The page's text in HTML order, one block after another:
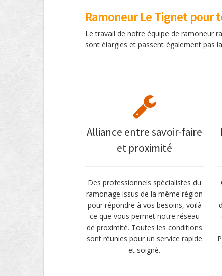
Ramoneur Le Tignet pour
Le travail de notre équipe de ramoneur
sont élargies et passent également pas
Alliance entre savoir-faire
et proximité
Des professionnels spécialistes du
ramonage issus de la même région
pour répondre à vos besoins, voilà
ce que vous permet notre réseau
de proximité. Toutes les conditions
sont réunies pour un service rapide
et soigné.